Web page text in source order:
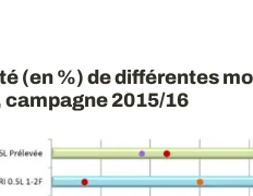
(en %) de différentes
2015/16